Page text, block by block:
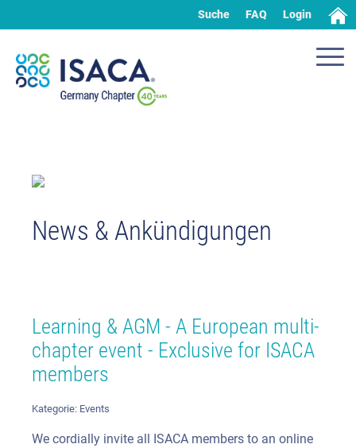
Suche FAQ Login
News & Ankündigungen
Learning & AGM - A European multi-
chapter event - Exclusive for ISACA
members
Kategorie: Events
We cordially invite all ISACA members to an online